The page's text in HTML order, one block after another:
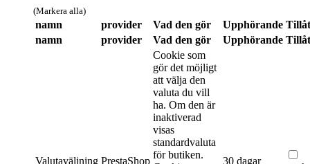
(Markera alla)
namn provider Vad den gör Upphörande
namn
provider Vad den gör Upphörande
Valutaväljning PrestaShop
Cookie som
gör det möjligt
att välja den
valuta du vill
ha. Om den är
inaktiverad
visas
standardvaluta
för butiken.
30 dagar